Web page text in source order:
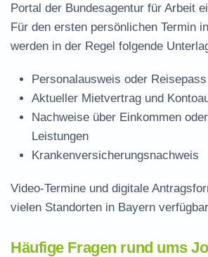
Portal der Bundesagentur für Arbeit
Für den ersten persönlichen Termin
werden in der Regel folgende
Personalausweis oder Reisepass
Aktueller Mietvertrag und
Nachweise über Einkommen
Leistungen
Krankenversicherungsnachweis
Video-Termine und digitale
vielen Standorten in Bayern
Häufige Fragen rund ums